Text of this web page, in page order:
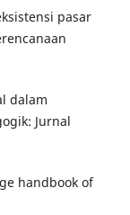
pasar
dalam
Jurnal
handbook of